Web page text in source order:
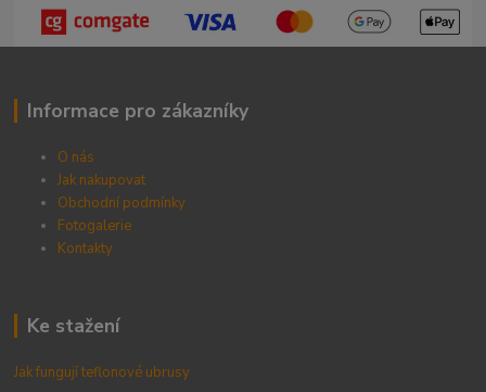
Informace pro zákazníky
O nás
Jak nakupovat
Obchodní podmínky
Fotogalerie
Kontakty
Ke stažení
Jak fungují teflonové ubrusy